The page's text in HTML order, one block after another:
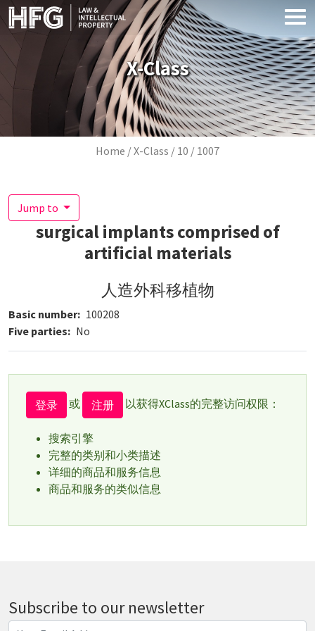
Skip to main content
X-Class
Breadcrumb
Home X-Class 10 1007
Jump to
surgical implants comprised of
artificial materials
人造外科移植物
Basic number
100208
Five parties
No
登录 或 注册 以获得XClass的完整访问权限：
搜索引擎
完整的类别和小类描述
详细的商品和服务信息
商品和服务的类似信息
Subscribe to our newsletter